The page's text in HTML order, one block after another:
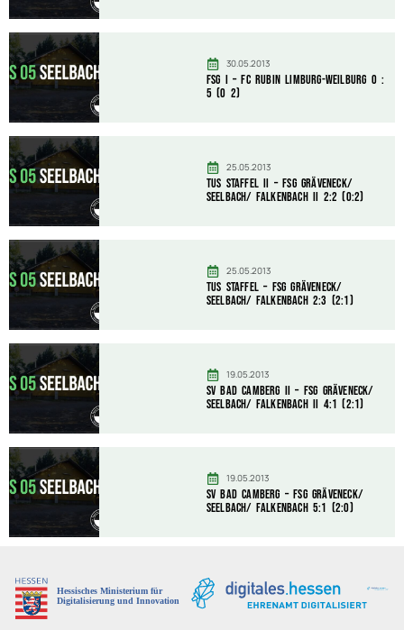
30.05.2013
FSG I – FC Rubin Limburg-Weilburg 0 :
5 (0 2)
25.05.2013
TuS Staffel II – FSG Gräveneck/
Seelbach/ Falkenbach II 2:2 (0:2)
25.05.2013
TuS Staffel – FSG Gräveneck/
Seelbach/ Falkenbach 2:3 (2:1)
19.05.2013
SV Bad Camberg II – FSG Gräveneck/
Seelbach/ Falkenbach II 4:1 (2:1)
19.05.2013
SV Bad Camberg – FSG Gräveneck/
Seelbach/ Falkenbach 5:1 (2:0)